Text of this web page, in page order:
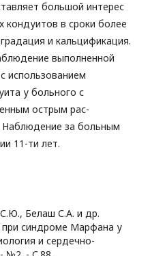
большой интерес
кондуитов в сроки более
и кальцификация.
выполненной
использованием
у больного с
острым рас-
за больным
11-ти лет.
Белаш С.А. и др.
синдроме Марфана у
и сердечно-